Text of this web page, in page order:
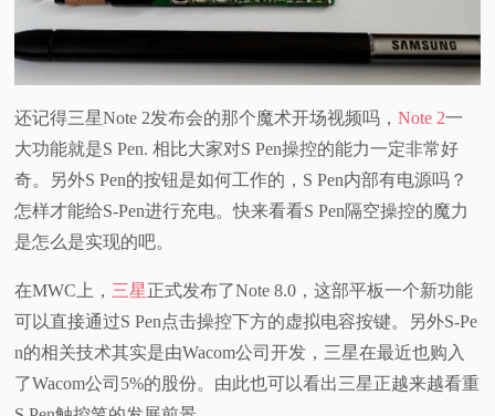
讯
测
视
科
还记得三星Note 2发布会的那个魔术开场视频吗，Note 2一
大功能就是S Pen. 相比大家对S Pen操控的能力一定非常好
奇。另外S Pen的按钮是如何工作的，S Pen内部有电源吗？
怎样才能给S-Pen进行充电。快来看看S Pen隔空操控的魔力
是怎么是实现的吧。
在MWC上， 三星正式发布了Note 8.0，这部平板一个新功能
可以直接通过S Pen点击操控下方的虚拟电容按键。另外S-Pe
n的相关技术其实是由Wacom公司开发，三星在最近也购入
了Wacom公司5%的股份。由此也可以看出三星正越来越看重